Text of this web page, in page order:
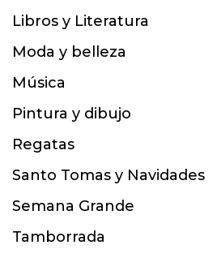
Libros y Literatura
Moda y belleza
Música
Pintura y dibujo
Regatas
Santo Tomas y Navidades
Semana Grande
Tamborrada